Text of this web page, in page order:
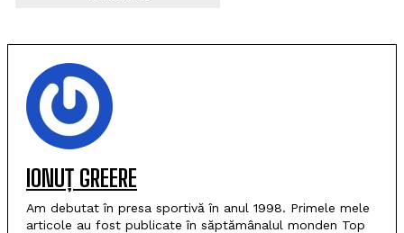
IONUȚ GREERE
Am debutat în presa sportivă în anul 1998. Primele mele
articole au fost publicate în săptămânalul monden Top